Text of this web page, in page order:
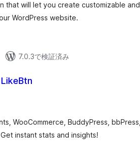
that will let you create customizable and
WordPress website.
7.0.3で検証済み
WooCommerce, BuddyPress, bbPress,
instant stats and insights!